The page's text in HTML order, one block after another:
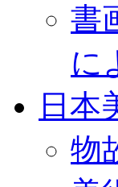
書
に
日本
物